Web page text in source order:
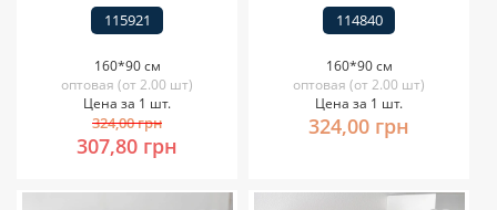
115921
160*90 см
оптовая (от 2.00 шт)
Цена за 1 шт.
324,00 грн
307,80 грн
114840
160*90 см
оптовая (от 2.00 шт)
Цена за 1 шт.
324,00 грн